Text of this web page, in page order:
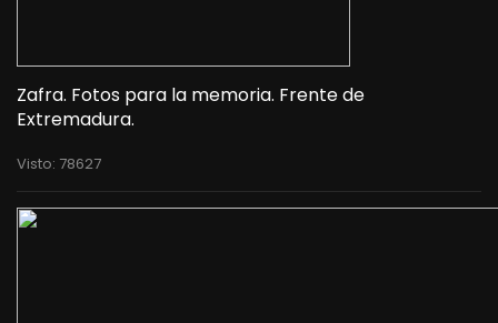
Zafra. Fotos para la memoria. Frente de
Extremadura.
Visto: 78627